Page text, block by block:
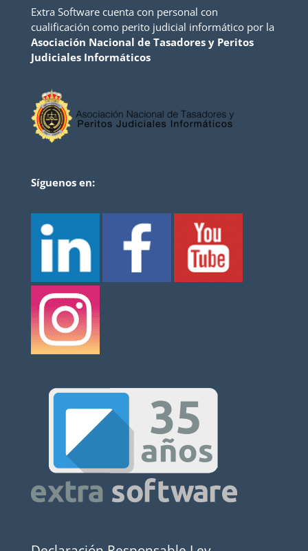
Extra Software cuenta con personal con
cualificación como perito judicial informático por la
Asociación Nacional de Tasadores y Peritos
Judiciales Informáticos
Síguenos en: